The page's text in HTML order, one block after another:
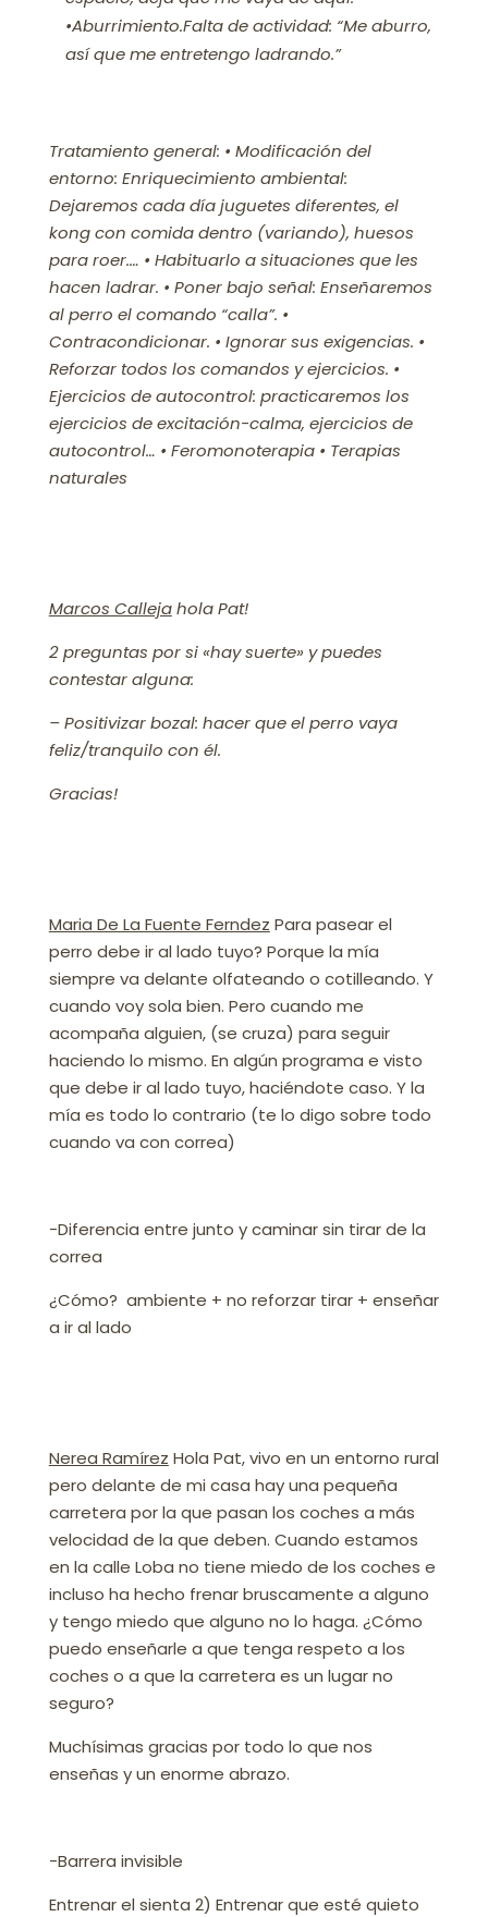
•Aburrimiento.Falta de actividad: “Me aburro,
así que me entretengo ladrando.”
Tratamiento general: • Modificación del
entorno: Enriquecimiento ambiental:
Dejaremos cada día juguetes diferentes, el
kong con comida dentro (variando), huesos
para roer.… • Habituarlo a situaciones que les
hacen ladrar. • Poner bajo señal: Enseñaremos
al perro el comando “calla”. •
Contracondicionar. • Ignorar sus exigencias. •
Reforzar todos los comandos y ejercicios. •
Ejercicios de autocontrol: practicaremos los
ejercicios de excitación-calma, ejercicios de
autocontrol… • Feromonoterapia • Terapias
naturales
Marcos Callejahola Pat!
2 preguntas por si «hay suerte» y puedes
contestar alguna:
– Positivizar bozal: hacer que el perro vaya
feliz/tranquilo con él.
Gracias!
Maria De La Fuente Ferndez Para pasear el
perro debe ir al lado tuyo? Porque la mía
siempre va delante olfateando o cotilleando. Y
cuando voy sola bien. Pero cuando me
acompaña alguien, (se cruza) para seguir
haciendo lo mismo. En algún programa e visto
que debe ir al lado tuyo, haciéndote caso. Y la
mía es todo lo contrario (te lo digo sobre todo
cuando va con correa)
-Diferencia entre junto y caminar sin tirar de la
correa
¿Cómo? ambiente + no reforzar tirar + enseñar
a ir al lado
Nerea Ramírez Hola Pat, vivo en un entorno rural
pero delante de mi casa hay una pequeña
carretera por la que pasan los coches a más
velocidad de la que deben. Cuando estamos
en la calle Loba no tiene miedo de los coches e
incluso ha hecho frenar bruscamente a alguno
y tengo miedo que alguno no lo haga. ¿Cómo
puedo enseñarle a que tenga respeto a los
coches o a que la carretera es un lugar no
seguro?
Muchísimas gracias por todo lo que nos
enseñas y un enorme abrazo.
-Barrera invisible
Entrenar el sienta 2) Entrenar que esté quieto